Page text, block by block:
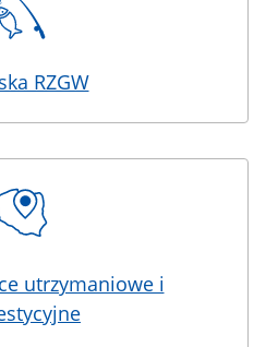
RZGW
utrzymaniowe i